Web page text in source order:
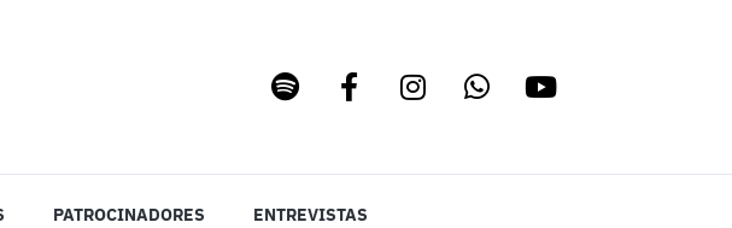
PATROCINADORES ENTREVISTAS